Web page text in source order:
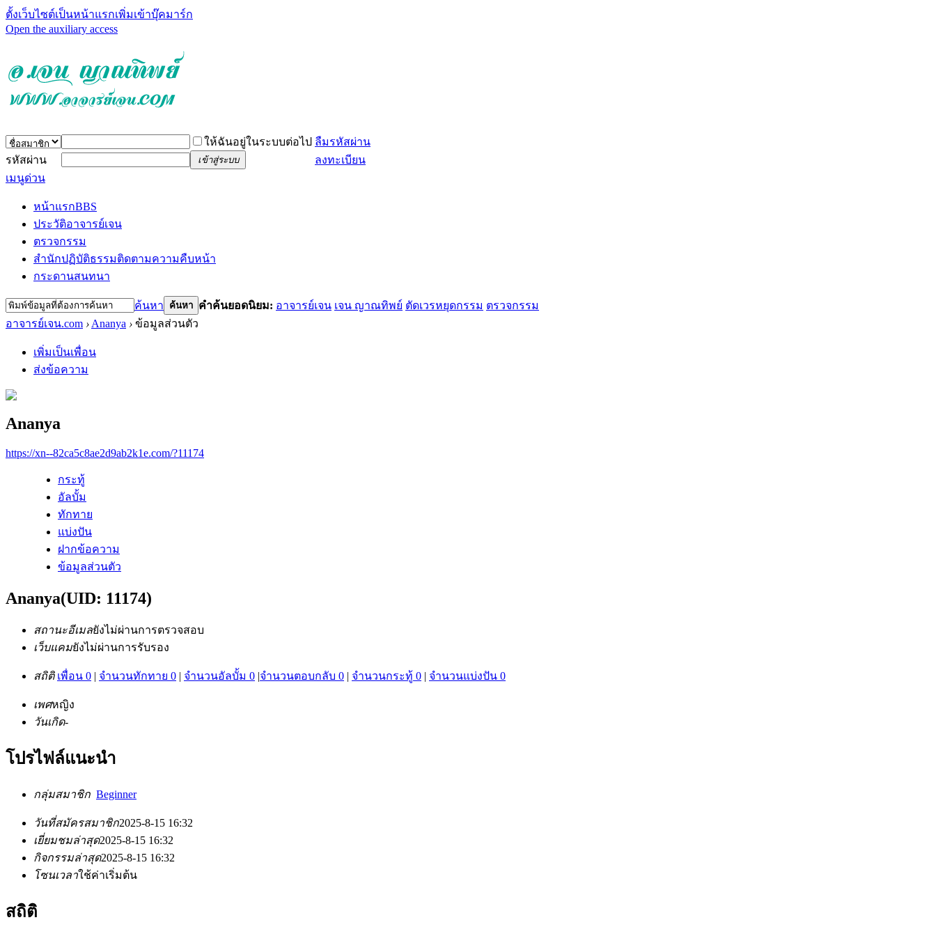
ตั้งเว็บไซต์เป็นหน้าแรกเพิ่มเข้าบุ๊คมาร์ก
Open the auxiliary access
ให้ฉันอยู่ในระบบต่อไป ลืมรหัสผ่าน
รหัสผ่าน
เข้าสู่ระบบ
ลงทะเบียน
เมนูด่วน
หน้าแรกBBS
ประวัติอาจารย์เจน
ตรวจกรรม
สำนักปฏิบัติธรรมติดตามความคืบหน้า
กระดานสนทนา
ค้นหา ค้นหา คำค้นยอดนิยม: อาจารย์เจน เจน ญาณทิพย์ ตัดเวรหยุดกรรม ตรวจกรรม
อาจารย์เจน.com › Ananya › ข้อมูลส่วนตัว
เพิ่มเป็นเพื่อน
ส่งข้อความ
Ananya
https://xn--82ca5c8ae2d9ab2k1e.com/?11174
กระทู้
อัลบั้ม
ทักทาย
แบ่งปัน
ฝากข้อความ
ข้อมูลส่วนตัว
Ananya(UID: 11174)
สถานะอีเมลยังไม่ผ่านการตรวจสอบ
เว็บแคมยังไม่ผ่านการรับรอง
สถิติ เพื่อน 0 | จำนวนทักทาย 0 | จำนวนอัลบั้ม 0 |จำนวนตอบกลับ 0 | จำนวนกระทู้ 0 | จำนวนแบ่งปัน 0
เพศหญิง
วันเกิด-
โปรไฟล์แนะนำ
กลุ่มสมาชิก Beginner
วันที่สมัครสมาชิก2025-8-15 16:32
เยี่ยมชมล่าสุด2025-8-15 16:32
กิจกรรมล่าสุด2025-8-15 16:32
โซนเวลาใช้ค่าเริ่มต้น
สถิติ